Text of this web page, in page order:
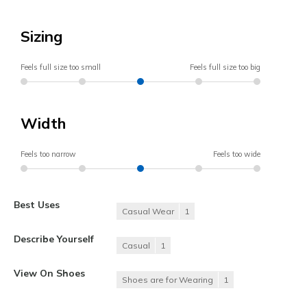
Sizing
Feels full size too small Feels full size too big
Width
Feels too narrow Feels too wide
Best Uses
Casual Wear 1
Describe Yourself
Casual 1
View On Shoes
Shoes are for Wearing 1